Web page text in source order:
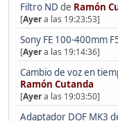
Filtro ND de Ramón
[Ayera las 19:23:53]
Sony FE 100-400mm
[Ayera las 19:14:36]
Cambio de voz en
Ramón Cutanda
[Ayera las 19:03:50]
Adaptador DOF MK3